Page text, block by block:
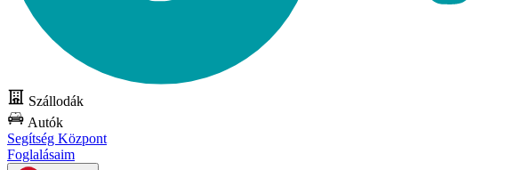
Szállodák
Autók
Segítség Központ
Foglalásaim